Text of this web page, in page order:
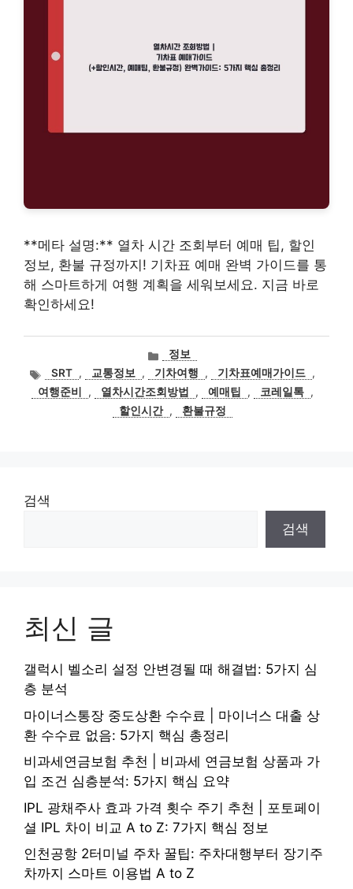
**메타 설명:** 열차 시간 조회부터 예매 팁, 할인
정보, 환불 규정까지! 기차표 예매 완벽 가이드를 통
해 스마트하게 여행 계획을 세워보세요. 지금 바로
확인하세요!
카
테
고
리
정보
태
그
SRT , 교통정보 , 기차여행 , 기차표예매가이드 ,
여행준비
, 열차시간조회방법 , 예매팁 , 코레일톡 ,
할인시간 , 환불규정
검색
검색
최신 글
갤럭시 벨소리 설정 안변경될 때 해결법: 5가지 심
층 분석
마이너스통장 중도상환 수수료 | 마이너스 대출 상
환 수수료 없음: 5가지 핵심 총정리
비과세연금보험 추천 | 비과세 연금보험 상품과 가
입 조건 심층분석: 5가지 핵심 요약
IPL 광채주사 효과 가격 횟수 주기 추천 | 포토페이
셜 IPL 차이 비교 A to Z: 7가지 핵심 정보
인천공항 2터미널 주차 꿀팁: 주차대행부터 장기주
차까지 스마트 이용법 A to Z